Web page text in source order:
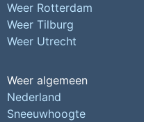
Weer Rotterdam
Weer Tilburg
Weer Utrecht
Weer algemeen
Nederland
Sneeuwhoogte